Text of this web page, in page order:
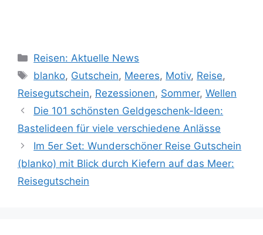
Kategorien
Reisen: Aktuelle News
Schlagwörter
blanko, Gutschein, Meeres, Motiv, Reise,
Reisegutschein, Rezessionen, Sommer, Wellen
Die 101 schönsten Geldgeschenk-Ideen:
Bastelideen für viele verschiedene Anlässe
Im 5er Set: Wunderschöner Reise Gutschein
(blanko) mit Blick durch Kiefern auf das Meer:
Reisegutschein